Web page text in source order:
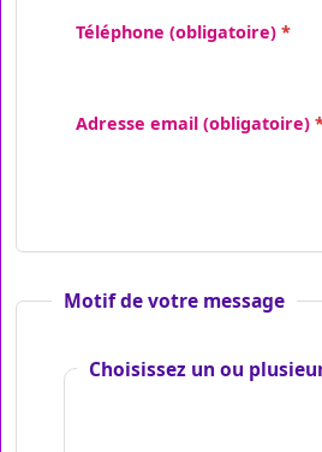
Téléphone (obligatoire)
Adresse email (obligatoire)
Motif de votre message
Choisissez un ou